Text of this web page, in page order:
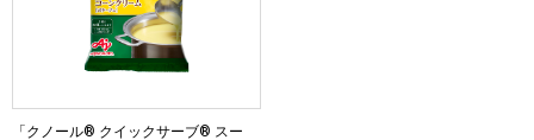
「クノール® クイックサーブ® スー